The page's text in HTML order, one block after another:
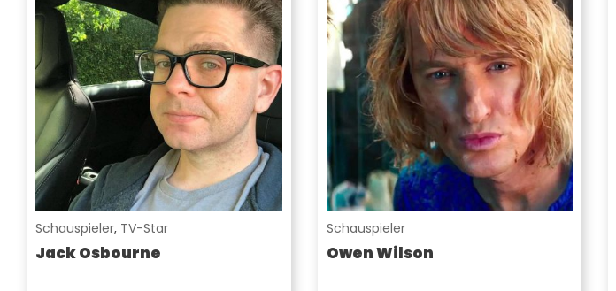
Schauspieler, TV-Star
Jack Osbourne
Schauspieler
Owen Wilson